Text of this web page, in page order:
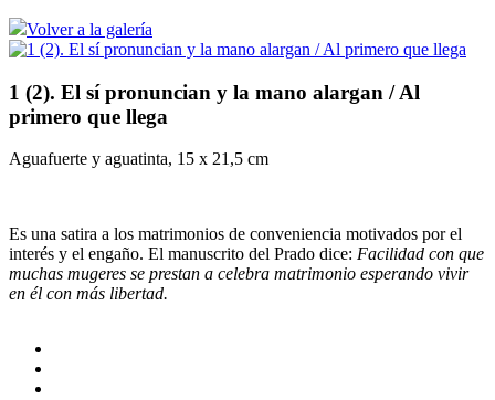
Volver a la galería
1 (2). El sí pronuncian y la mano alargan / Al
primero que llega
Aguafuerte y aguatinta, 15 x 21,5 cm
Es una satira a los matrimonios de conveniencia motivados por el
interés y el engaño. El manuscrito del Prado dice: Facilidad con que
muchas mugeres se prestan a celebra matrimonio esperando vivir
en él con más libertad.